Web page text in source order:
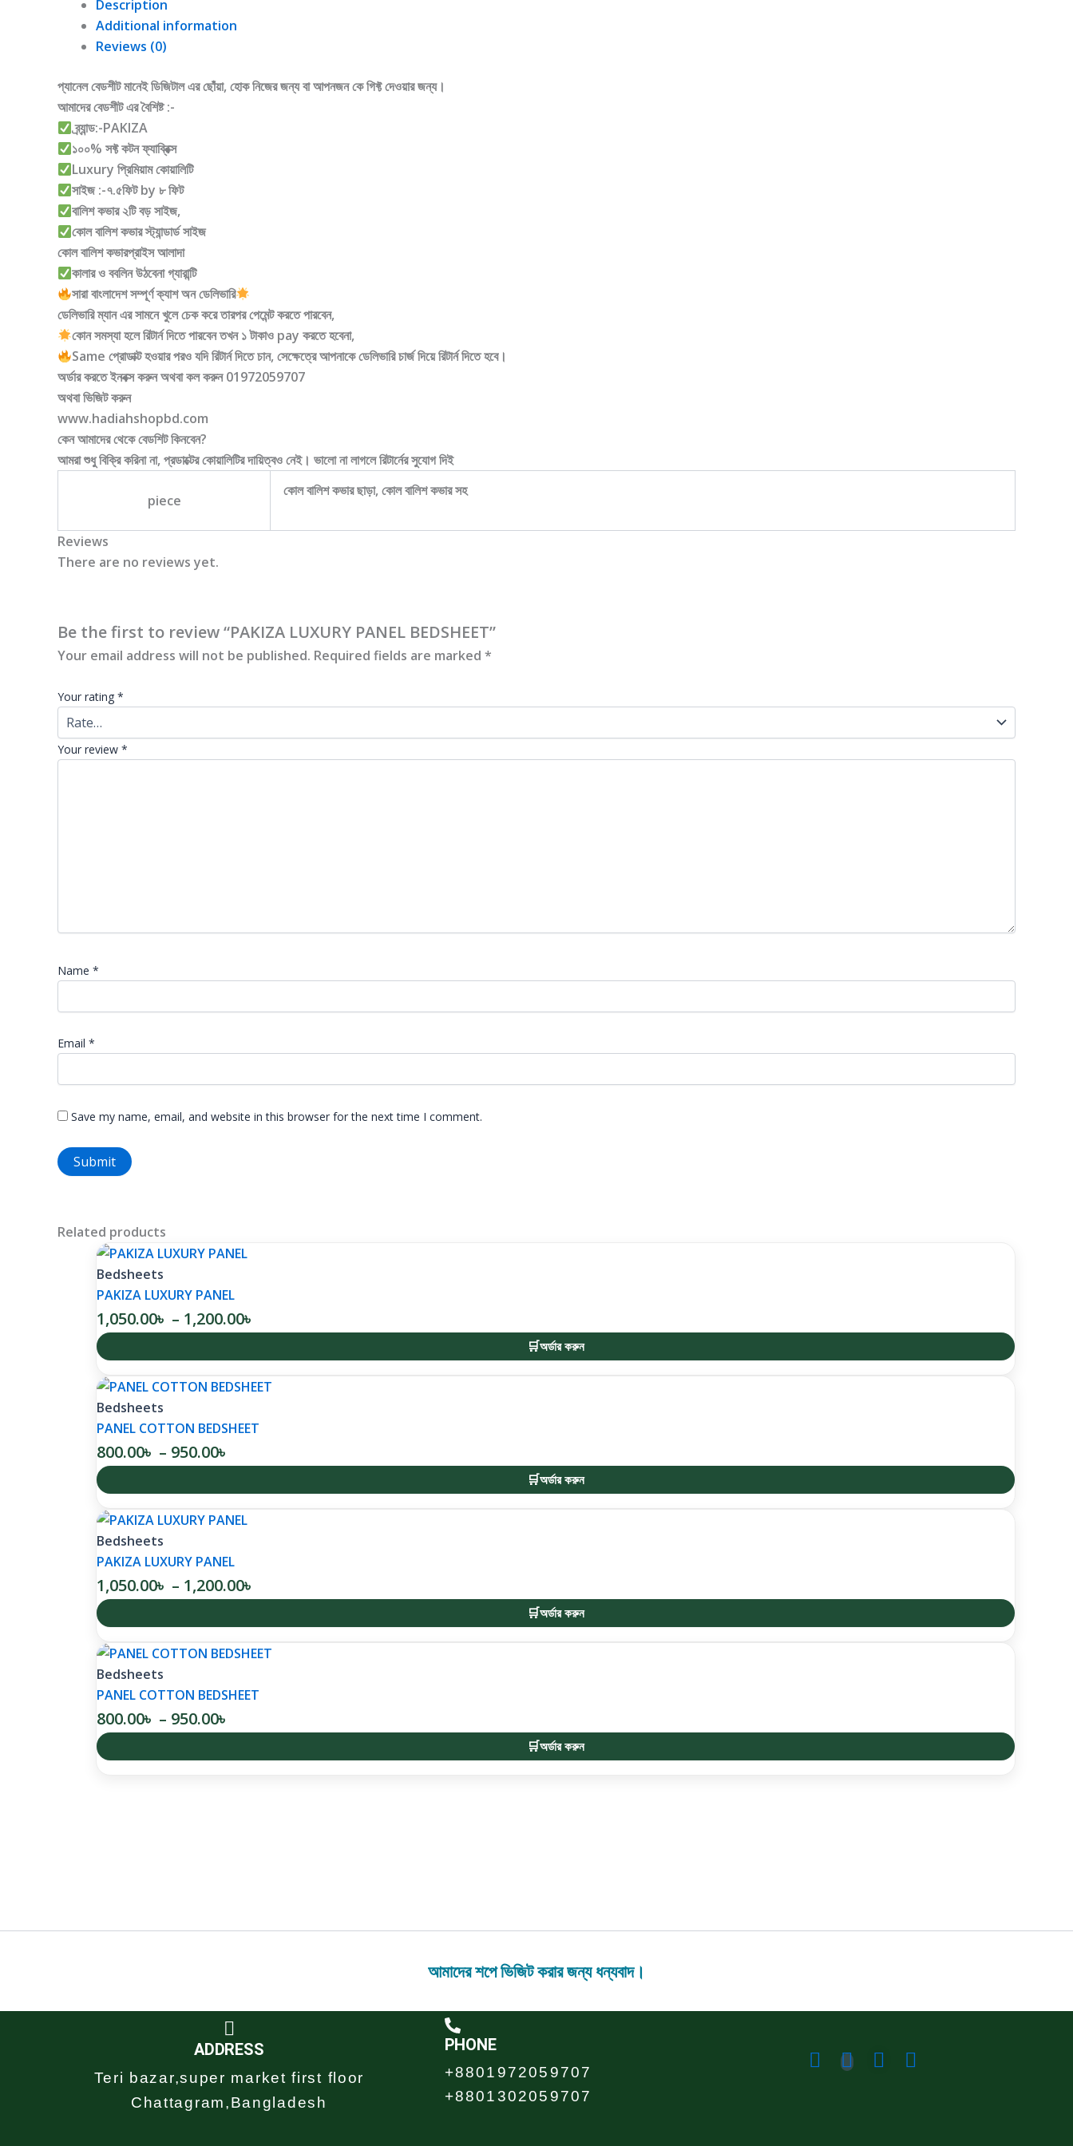
Description
Additional information
Reviews (0)
প্যানেল বেডশীট মানেই ডিজিটাল এর ছোঁয়া, হোক নিজের জন্য বা আপনজন কে গিফ্ট দেওয়ার জন্য।
আমাদের বেডশীট এর বৈশিষ্ট :-
ব্র্যান্ড:-PAKIZA
১০০% সফ্ট কটন ফ্যাব্রিক্স
Luxury প্রিমিয়াম কোয়ালিটি
সাইজ :-৭.৫ফিট by ৮ ফিট
বালিশ কভার ২টি বড় সাইজ,
কোল বালিশ কভার স্ট্যান্ডার্ড সাইজ
কোল বালিশ কভারপ্রাইস আলাদা
কালার ও ববলিন উঠবেনা গ্যারান্টি
সারা বাংলাদেশ সম্পূর্ণ ক্যাশ অন ডেলিভারি
ডেলিভারি ম্যান এর সামনে খুলে চেক করে তারপর পেমেন্ট করতে পারবেন,
কোন সমস্যা হলে রিটার্ন দিতে পারবেন তখন ১ টাকাও pay করতে হবেনা,
Same প্রোডাক্ট হওয়ার পরও যদি রিটার্ন দিতে চান, সেক্ষেত্রে আপনাকে ডেলিভারি চার্জ দিয়ে রিটার্ন দিতে হবে।
অর্ডার করতে ইনবক্স করুন অথবা কল করুন 01972059707
অথবা ভিজিট করুন
www.hadiahshopbd.com
কেন আমাদের থেকে বেডশিট কিনবেন?
আমরা শুধু বিক্রি করিনা না, প্রডাক্টের কোয়ালিটির দায়িত্বও নেই। ভালো না লাগলে রিটার্নের সুযোগ দিই
piece
কোল বালিশ কভার ছাড়া, কোল বালিশ কভার সহ
Reviews
There are no reviews yet.
Be the first to review “PAKIZA LUXURY PANEL BEDSHEET”
Your email address will not be published. Required fields are marked *
Your rating *
Your review *
Name *
Email *
Save my name, email, and website in this browser for the next time I comment.
Related products
Bedsheets
PAKIZA LUXURY PANEL
1,050.00৳ – 1,200.00৳
অর্ডার করুন
Bedsheets
PANEL COTTON BEDSHEET
800.00৳ – 950.00৳
অর্ডার করুন
Bedsheets
PAKIZA LUXURY PANEL
1,050.00৳ – 1,200.00৳
অর্ডার করুন
Bedsheets
PANEL COTTON BEDSHEET
800.00৳ – 950.00৳
অর্ডার করুন
আমাদের শপে ভিজিট করার জন্য ধন্যবাদ।
ADDRESS
Teri bazar,super market first floor
Chattagram,Bangladesh
PHONE
+8801972059707
+8801302059707